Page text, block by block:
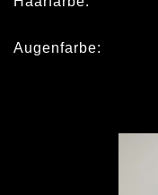
Augenfarbe: